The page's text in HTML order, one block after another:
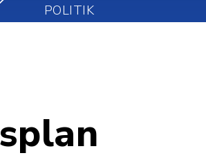
POLITIK